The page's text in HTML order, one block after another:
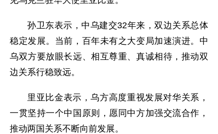
孙卫东表示，中乌建交32年来，双边关系总体
稳定发展。当前，百年未有之大变局加速演进。中
乌双方要放眼长远、相互尊重、真诚相待，推动双
边关系行稳致远。
里亚比金表示，乌方高度重视发展对华关系，
一贯坚持一个中国原则，愿同中方加强交流合作，
推动两国关系不断向前发展。